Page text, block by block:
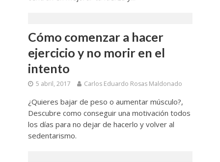
Cómo comenzar a hacer
ejercicio y no morir en el
intento
5 abril, 2017 Carlos Eduardo Rosas Maldonado
¿Quieres bajar de peso o aumentar músculo?,
Descubre como conseguir una motivación todos
los días para no dejar de hacerlo y volver al
sedentarismo.